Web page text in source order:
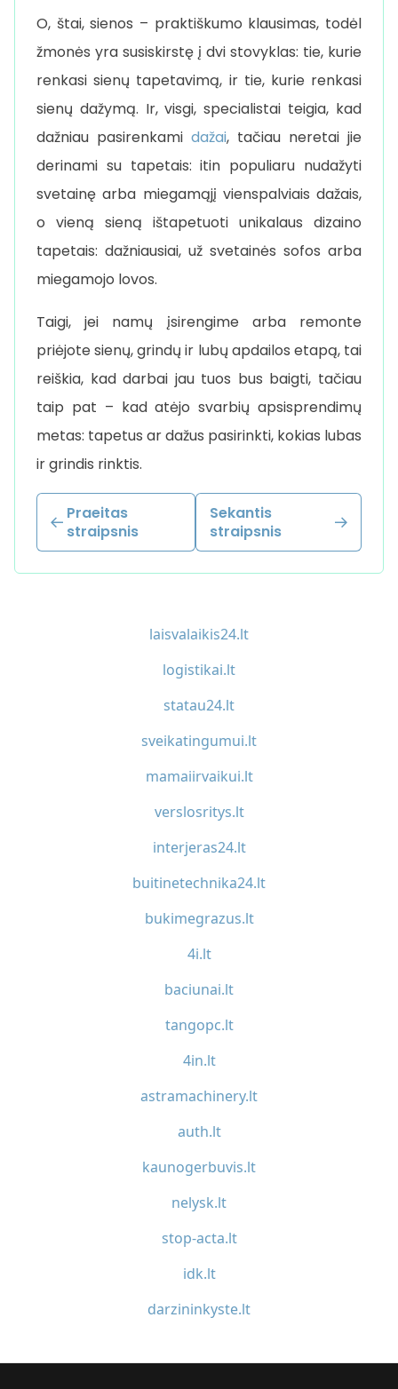
O, štai, sienos – praktiškumo klausimas, todėl
žmonės yra susiskirstę į dvi stovyklas: tie, kurie
renkasi sienų tapetavimą, ir tie, kurie renkasi
sienų dažymą. Ir, visgi, specialistai teigia, kad
dažniau pasirenkami dažai, tačiau neretai jie
derinami su tapetais: itin populiaru nudažyti
svetainę arba miegamąjį vienspalviais dažais,
o vieną sieną ištapetuoti unikalaus dizaino
tapetais: dažniausiai, už svetainės sofos arba
miegamojo lovos.
Taigi, jei namų įsirengime arba remonte
priėjote sienų, grindų ir lubų apdailos etapą, tai
reiškia, kad darbai jau tuos bus baigti, tačiau
taip pat – kad atėjo svarbių apsisprendimų
metas: tapetus ar dažus pasirinkti, kokias lubas
ir grindis rinktis.
Praeitas
straipsnis
Sekantis
straipsnis
laisvalaikis24.lt
logistikai.lt
statau24.lt
sveikatingumui.lt
mamaiirvaikui.lt
verslosritys.lt
interjeras24.lt
buitinetechnika24.lt
bukimegrazus.lt
4i.lt
baciunai.lt
tangopc.lt
4in.lt
astramachinery.lt
auth.lt
kaunogerbuvis.lt
nelysk.lt
stop-acta.lt
idk.lt
darzininkyste.lt